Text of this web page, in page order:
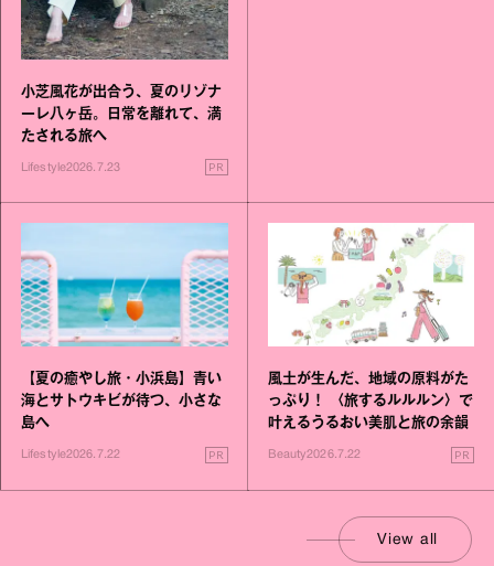
小芝風花が出合う、夏のリゾナ
ーレ八ヶ岳。日常を離れて、満
たされる旅へ
Lifestyle2026.7.23 PR
【夏の癒やし旅・小浜島】青い
海とサトウキビが待つ、小さな
島へ
Lifestyle2026.7.22 PR
風土が生んだ、地域の原料がた
っぷり！ 〈旅するルルルン〉で
叶えるうるおい美肌と旅の余韻
Beauty2026.7.22 PR
View all